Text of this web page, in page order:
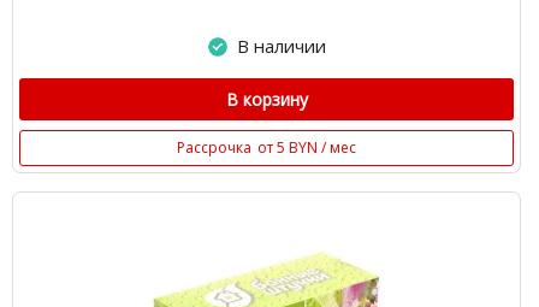
В наличии
В корзину
Рассрочка от 5 BYN / мес